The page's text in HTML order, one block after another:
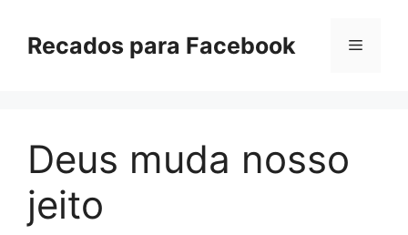
paraRecados para Facebook Menu
Deus muda nosso
jeito